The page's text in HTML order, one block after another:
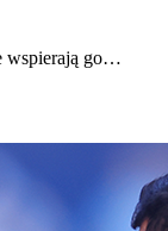
wspierają go…